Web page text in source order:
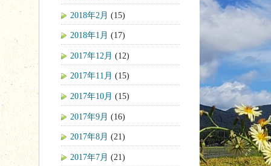
2018年2月 (15)
2018年1月 (17)
2017年12月 (12)
2017年11月 (15)
2017年10月 (15)
2017年9月 (16)
2017年8月 (21)
2017年7月 (21)